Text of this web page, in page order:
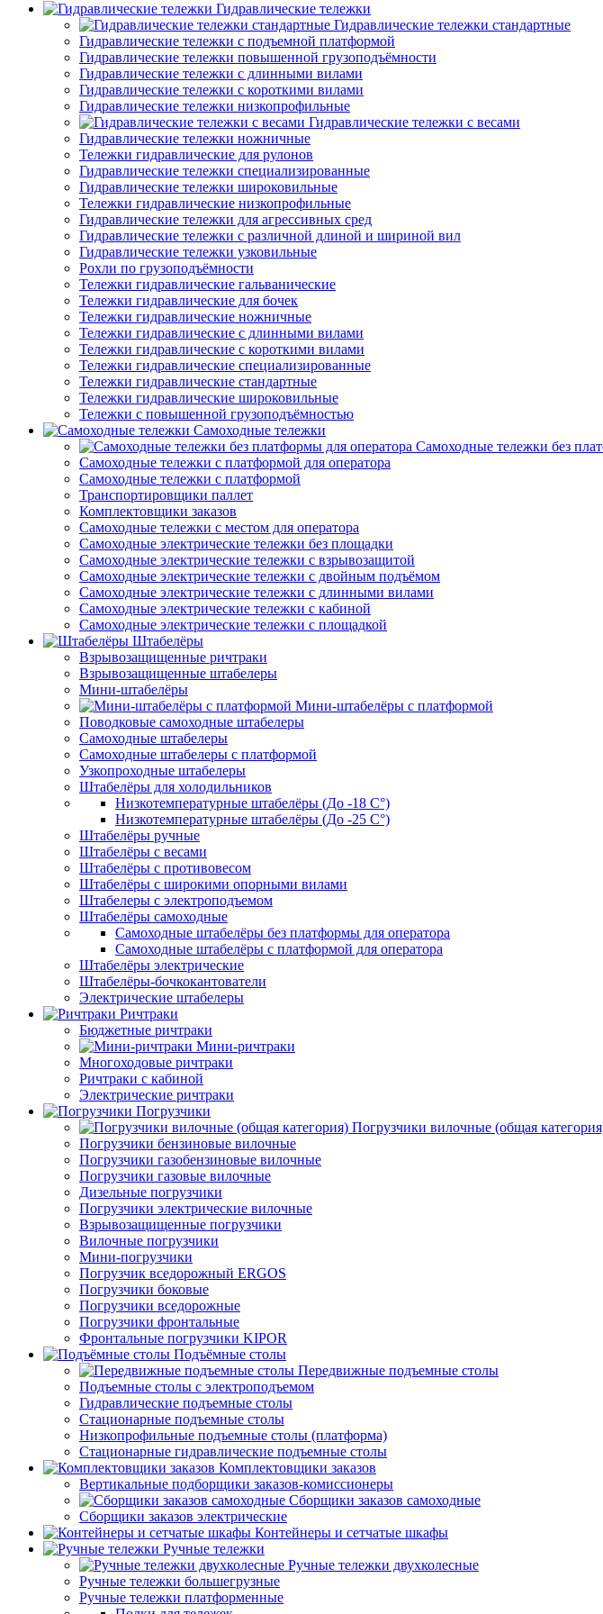
Гидравлические тележки
Гидравлические тележки стандартные
Гидравлические тележки с подъемной платформой
Гидравлические тележки повышенной грузоподъёмности
Гидравлические тележки с длинными вилами
Гидравлические тележки с короткими вилами
Гидравлические тележки низкопрофильные
Гидравлические тележки с весами
Гидравлические тележки ножничные
Тележки гидравлические для рулонов
Гидравлические тележки специализированные
Гидравлические тележки широковильные
Тележки гидравлические низкопрофильные
Гидравлические тележки для агрессивных сред
Гидравлические тележки с различной длиной и шириной вил
Гидравлические тележки узковильные
Рохли по грузоподъёмности
Тележки гидравлические гальванические
Тележки гидравлические для бочек
Тележки гидравлические ножничные
Тележки гидравлические с длинными вилами
Тележки гидравлические с короткими вилами
Тележки гидравлические специализированные
Тележки гидравлические стандартные
Тележки гидравлические широковильные
Тележки с повышенной грузоподъёмностью
Самоходные тележки
Самоходные тележки без
Самоходные тележки с платформой для оператора
Самоходные тележки с платформой
Транспортировщики паллет
Комплектовщики заказов
Самоходные тележки с местом для оператора
Самоходные электрические тележки без площадки
Самоходные электрические тележки с взрывозащитой
Самоходные электрические тележки с двойным подъёмом
Самоходные электрические тележки с длинными вилами
Самоходные электрические тележки с кабиной
Самоходные электрические тележки с площадкой
Штабелёры
Взрывозащищенные ричтраки
Взрывозащищенные штабелеры
Мини-штабелёры
Мини-штабелёры с платформой
Поводковые самоходные штабелеры
Самоходные штабелеры
Самоходные штабелеры с платформой
Узкопроходные штабелеры
Штабелёры для холодильников
Низкотемпературные штабелёры (До -18 C°)
Низкотемпературные штабелёры (До -25 C°)
Штабелёры ручные
Штабелёры с весами
Штабелёры с противовесом
Штабелёры с широкими опорными вилами
Штабелеры с электроподъемом
Штабелёры самоходные
Самоходные штабелёры без платформы для оператора
Самоходные штабелёры с платформой для оператора
Штабелёры электрические
Штабелёры-бочкокантователи
Электрические штабелеры
Ричтраки
Бюджетные ричтраки
Мини-ричтраки
Многоходовые ричтраки
Ричтраки с кабиной
Электрические ричтраки
Погрузчики
Погрузчики вилочные (общая
Погрузчики бензиновые вилочные
Погрузчики газобензиновые вилочные
Погрузчики газовые вилочные
Дизельные погрузчики
Погрузчики электрические вилочные
Взрывозащищенные погрузчики
Вилочные погрузчики
Мини-погрузчики
Погрузчик вседорожный ERGOS
Погрузчики боковые
Погрузчики вседорожные
Погрузчики фронтальные
Фронтальные погрузчики KIPOR
Подъёмные столы
Передвижные подъемные столы
Подъемные столы с электроподъемом
Гидравлические подъемные столы
Стационарные подъемные столы
Низкопрофильные подъемные столы (платформа)
Стационарные гидравлические подъемные столы
Комплектовщики заказов
Вертикальные подборщики заказов-комиссионеры
Сборщики заказов самоходные
Сборщики заказов электрические
Контейнеры и сетчатые шкафы
Ручные тележки
Ручные тележки двухколесные
Ручные тележки большегрузные
Ручные тележки платформенные